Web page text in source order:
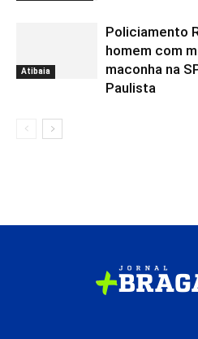
Atibaia
Policiamento
homem com
maconha na
Paulista